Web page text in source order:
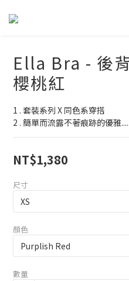
Ella Bra - 後
櫻桃紅
1 . 套裝系列 X 同色系穿搭
2 . 簡單而流露不著痕跡的優雅.....
NT$1,380
尺寸
顏色
數量